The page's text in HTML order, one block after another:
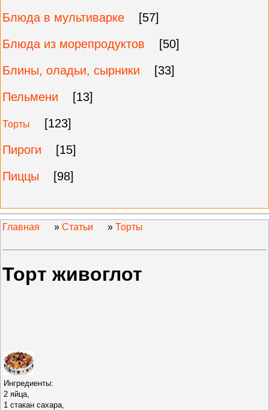
Блюда в мультиварке
[57]
Блюда из морепродуктов
[50]
Блины, оладьи, сырники
[33]
Пельмени
[13]
Торты
[123]
Пироги
[15]
Пиццы
[98]
Главная » Статьи » Торты
Торт живоглот
Ингредиенты:
2 яйца,
1 стакан сахара,